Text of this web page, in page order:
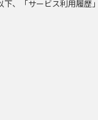
、「サービス利用履歴